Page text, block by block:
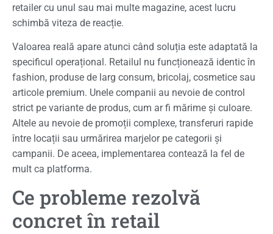
retailer cu unul sau mai multe magazine, acest lucru
schimbă viteza de reacție.
Valoarea reală apare atunci când soluția este adaptată la
specificul operațional. Retailul nu funcționează identic în
fashion, produse de larg consum, bricolaj, cosmetice sau
articole premium. Unele companii au nevoie de control
strict pe variante de produs, cum ar fi mărime și culoare.
Altele au nevoie de promoții complexe, transferuri rapide
între locații sau urmărirea marjelor pe categorii și
campanii. De aceea, implementarea contează la fel de
mult ca platforma.
Ce probleme rezolvă
concret în retail